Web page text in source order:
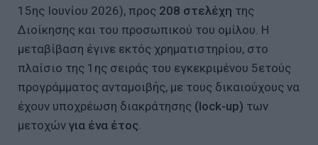
15ης Ιουνίου 2026), προς 208 στελέχη της
Διοίκησης και του προσωπικού του ομίλου. Η
μεταβίβαση έγινε εκτός χρηματιστηρίου, στο
πλαίσιο της 1ης σειράς του εγκεκριμένου 5ετούς
προγράμματος ανταμοιβής, με τους δικαιούχους να
έχουν υποχρέωση διακράτησης (lock-up) των
μετοχών για ένα έτος